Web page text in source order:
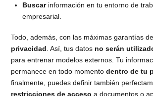
Buscarinformación en tu entorno de
empresarial.
Todo, además, con las máximas garantías
privacidad . Así, tus datos no serán
para entrenar modelos externos. Tu
permanece en todo momentodentro de tu
finalmente, puedes definir también
restricciones de acceso a documentos o